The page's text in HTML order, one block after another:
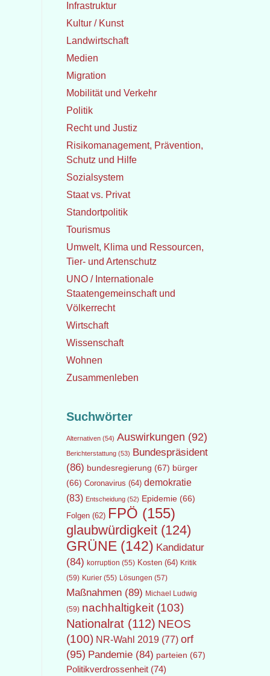
Infrastruktur
Kultur / Kunst
Landwirtschaft
Medien
Migration
Mobilität und Verkehr
Politik
Recht und Justiz
Risikomanagement, Prävention,
Schutz und Hilfe
Sozialsystem
Staat vs. Privat
Standortpolitik
Tourismus
Umwelt, Klima und Ressourcen,
Tier- und Artenschutz
UNO / Internationale
Staatengemeinschaft und
Völkerrecht
Wirtschaft
Wissenschaft
Wohnen
Zusammenleben
Suchwörter
Alternativen(54) Auswirkungen (92)
Berichterstattung(53) Bundespräsident
(86) bundesregierung (67) bürger
(66) Coronavirus (64) demokratie
(83) Entscheidung(52) Epidemie(66)
Folgen(62) FPÖ (155)
glaubwürdigkeit(124)
GRÜNE(142) Kandidatur
(84) korruption (55) Kosten(64) Kritik
(59) Kurier(55) Lösungen (57)
Maßnahmen(89) Michael Ludwig
(59) nachhaltigkeit(103)
Nationalrat(112) NEOS
(100) NR-Wahl 2019(77) orf
(95) Pandemie(84) parteien (67)
Politikverdrossenheit(74)